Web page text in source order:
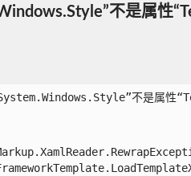
不是属性
不是属性